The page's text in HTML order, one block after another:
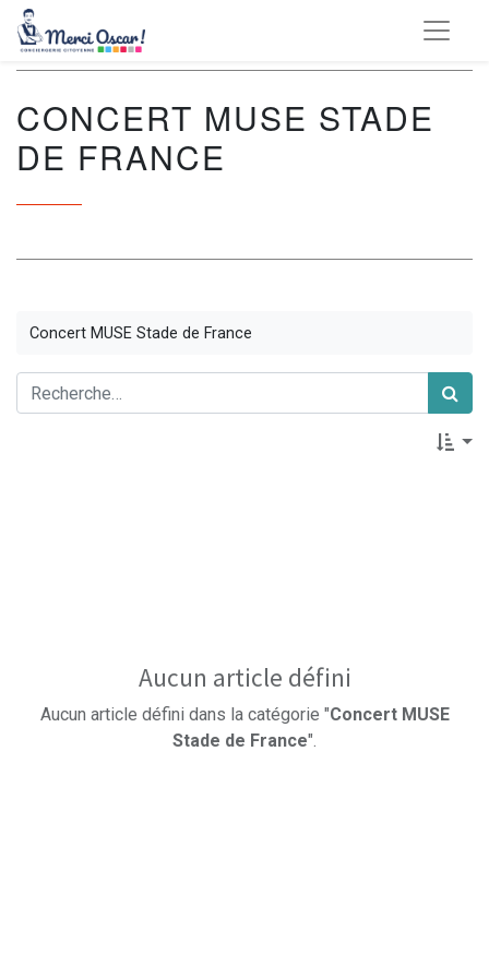
CONCERT MUSE STADE
DE FRANCE
Concert MUSE Stade de France
Aucun article défini
Aucun article défini dans la catégorie "Concert MUSE
Stade de France".